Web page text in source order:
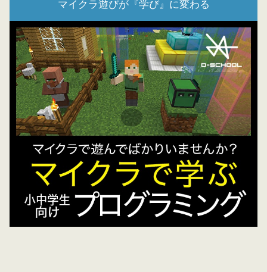
マイクラ遊びが『学び』に変わる